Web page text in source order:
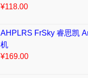
¥118.00
AHPLRS FrSky 睿思凯
机
¥169.00